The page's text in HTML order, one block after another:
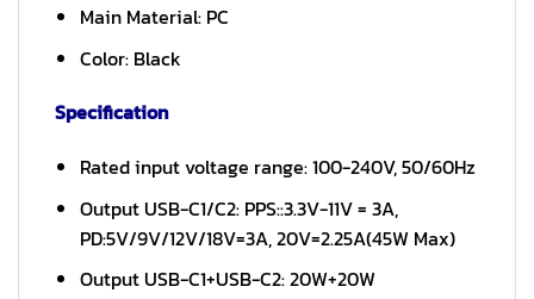
Main Material: PC
Color: Black
Specification
Rated input voltage range: 100-240V, 50/60Hz
Output USB-C1/C2: PPS::3.3V-11V = 3A,
PD:5V/9V/12V/18V=3A, 20V=2.25A(45W Max)
Output USB-C1+USB-C2: 20W+20W